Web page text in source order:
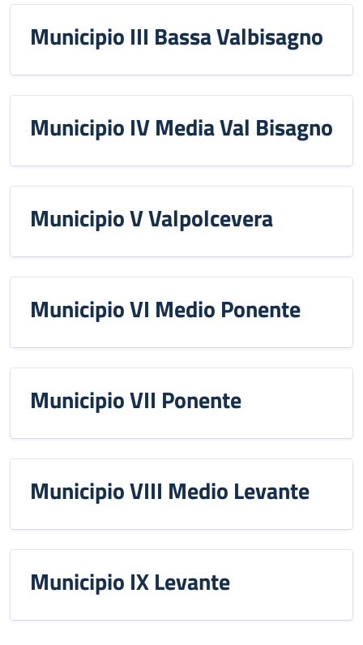
Municipio III Bassa Valbisagno
Municipio IV Media Val Bisagno
Municipio V Valpolcevera
Municipio VI Medio Ponente
Municipio VII Ponente
Municipio VIII Medio Levante
Municipio IX Levante